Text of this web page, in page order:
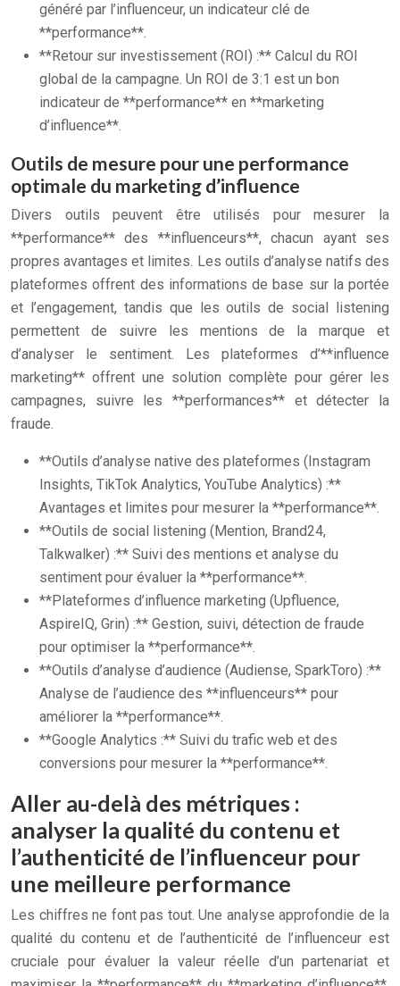
généré par l’influenceur, un indicateur clé de
**performance**.
**Retour sur investissement (ROI) :** Calcul du ROI
global de la campagne. Un ROI de 3:1 est un bon
indicateur de **performance** en **marketing
d’influence**.
Outils de mesure pour une performance
optimale du marketing d’influence
Divers outils peuvent être utilisés pour mesurer la
**performance** des **influenceurs**, chacun ayant ses
propres avantages et limites. Les outils d’analyse natifs des
plateformes offrent des informations de base sur la portée
et l’engagement, tandis que les outils de social listening
permettent de suivre les mentions de la marque et
d’analyser le sentiment. Les plateformes d’**influence
marketing** offrent une solution complète pour gérer les
campagnes, suivre les **performances** et détecter la
fraude.
**Outils d’analyse native des plateformes (Instagram
Insights, TikTok Analytics, YouTube Analytics) :**
Avantages et limites pour mesurer la **performance**.
**Outils de social listening (Mention, Brand24,
Talkwalker) :** Suivi des mentions et analyse du
sentiment pour évaluer la **performance**.
**Plateformes d’influence marketing (Upfluence,
AspireIQ, Grin) :** Gestion, suivi, détection de fraude
pour optimiser la **performance**.
**Outils d’analyse d’audience (Audiense, SparkToro) :**
Analyse de l’audience des **influenceurs** pour
améliorer la **performance**.
**Google Analytics :** Suivi du trafic web et des
conversions pour mesurer la **performance**.
Aller au-delà des métriques :
analyser la qualité du contenu et
l’authenticité de l’influenceur pour
une meilleure performance
Les chiffres ne font pas tout. Une analyse approfondie de la
qualité du contenu et de l’authenticité de l’influenceur est
cruciale pour évaluer la valeur réelle d’un partenariat et